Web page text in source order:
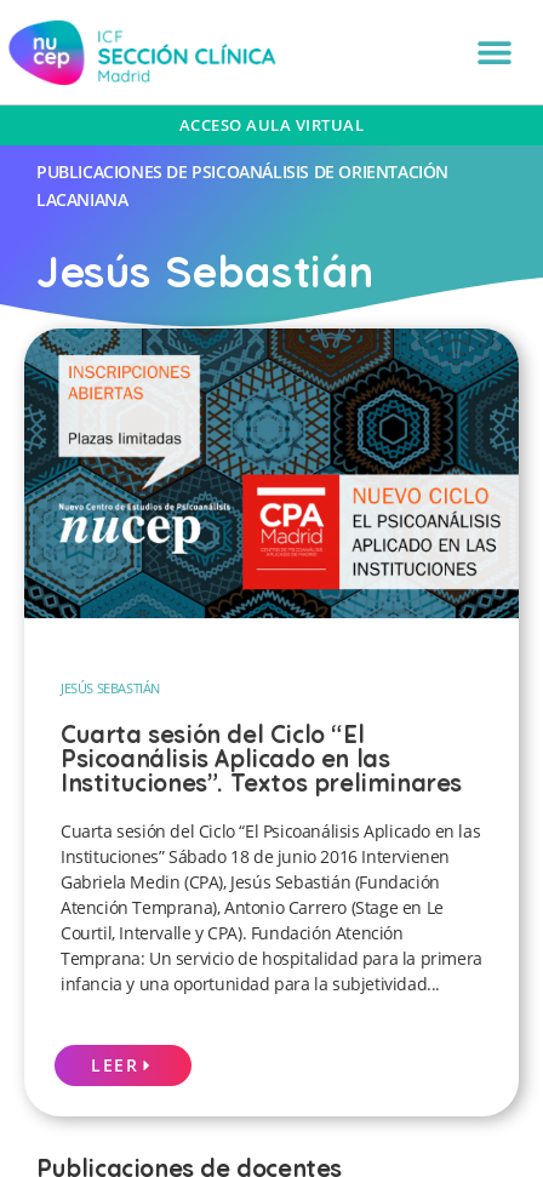
ACCESO AULA VIRTUAL
PUBLICACIONES DE PSICOANÁLISIS DE ORIENTACIÓN
LACANIANA
Jesús Sebastián
JESÚS SEBASTIÁN
Cuarta sesión del Ciclo “El
Psicoanálisis Aplicado en las
Instituciones”. Textos preliminares
Cuarta sesión del Ciclo “El Psicoanálisis Aplicado en las
Instituciones” Sábado 18 de junio 2016 Intervienen
Gabriela Medin (CPA), Jesús Sebastián (Fundación
Atención Temprana), Antonio Carrero (Stage en Le
Courtil, Intervalle y CPA). Fundación Atención
Temprana: Un servicio de hospitalidad para la primera
infancia y una oportunidad para la subjetividad...
LEER
Publicaciones de docentes